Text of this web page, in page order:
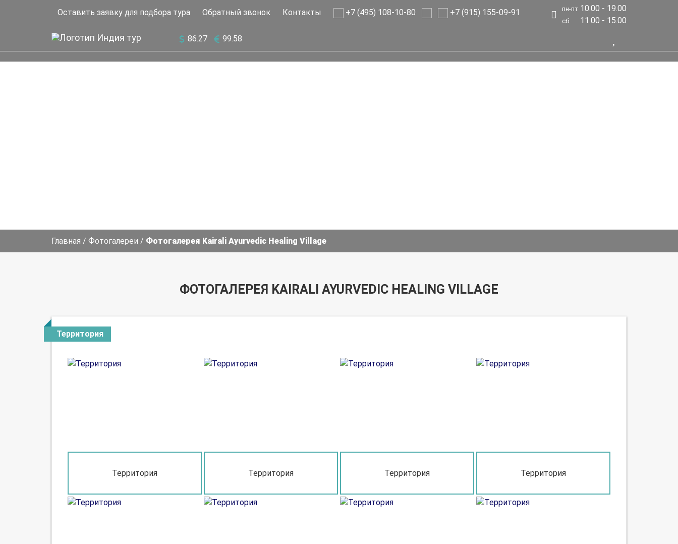
Оставить заявку для подбора тура Обратный звонок Контакты +7 (495) 108-10-80 +7 (915) 155-09-91 пн-пт 10.00 - 19.00
сб
11.00 - 15.00
86.27
99.58
Главная / Фотогалереи / Фотогалерея Kairali Ayurvedic Healing Village
ФОТОГАЛЕРЕЯ KAIRALI AYURVEDIC HEALING VILLAGE
Территория
Территория Территория Территория Территория